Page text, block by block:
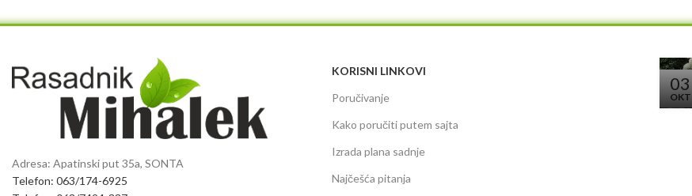
Adresa: Apatinski put 35a, SONTA
Telefon: 063/174-6925
KORISNI LINKOVI
Poručivanje
Kako poručiti putem sajta
Izrada plana sadnje
Najčešća pitanja
03
OKT